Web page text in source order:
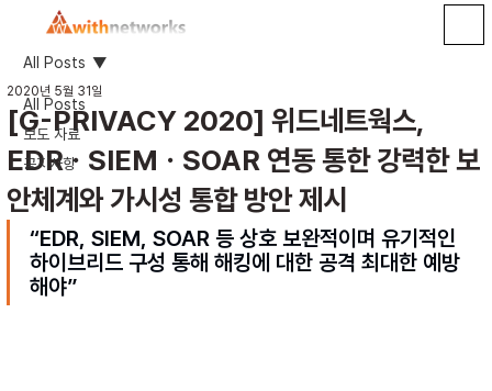
All Posts
보도 자료
공지사항
All Posts
[G-PRIVACY 2020] 위드네트웍스,
EDRㆍSIEMㆍSOAR 연동 통한 강력한 보
안체계와 가시성 통합 방안 제시
2020년 5월 31일
“EDR, SIEM, SOAR 등 상호 보완적이며 유기적인
하이브리드 구성 통해 해킹에 대한 공격 최대한 예방
해야”